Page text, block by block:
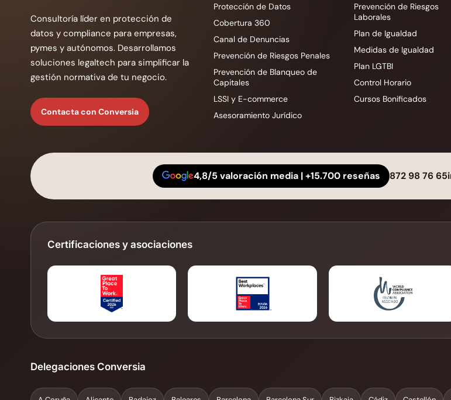
Consultoría líder en protección de
datos y compliance para empresas,
pymes y autónomos. Desarrollamos
soluciones legaltech para simplificar la
gestión normativa de tu negocio.
Contacta con Conversia
Protección de Datos
Cobertura 360
Canal de Denuncias
Prevención de Riesgos Penales
Prevención de Blanqueo de
Capitales
LSSI y E-commerce
Asesoramiento Jurídico
Prevención de Riesgos
Laborales
Plan de Igualdad
Medidas de Igualdad
Plan LGTBI
Control Horario
Cursos Bonificados
4,8/5 valoración media | +15.700 reseñas 872 98 76 65
Certificaciones y asociaciones
Delegaciones Conversia